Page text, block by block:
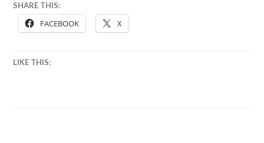
SHARE THIS:
FACEBOOK X
LIKE THIS: